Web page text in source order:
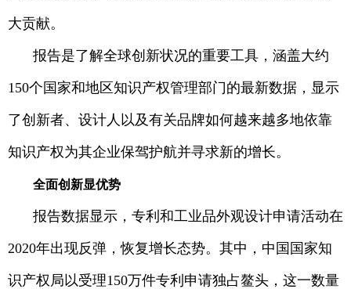
大贡献。
报告是了解全球创新状况的重要工具，涵盖大约
150个国家和地区知识产权管理部门的最新数据，显示
了创新者、设计人以及有关品牌如何越来越多地依靠
知识产权为其企业保驾护航并寻求新的增长。
全面创新显优势
报告数据显示，专利和工业品外观设计申请活动在
2020年出现反弹，恢复增长态势。其中，中国国家知
识产权局以受理150万件专利申请独占鳌头，这一数量